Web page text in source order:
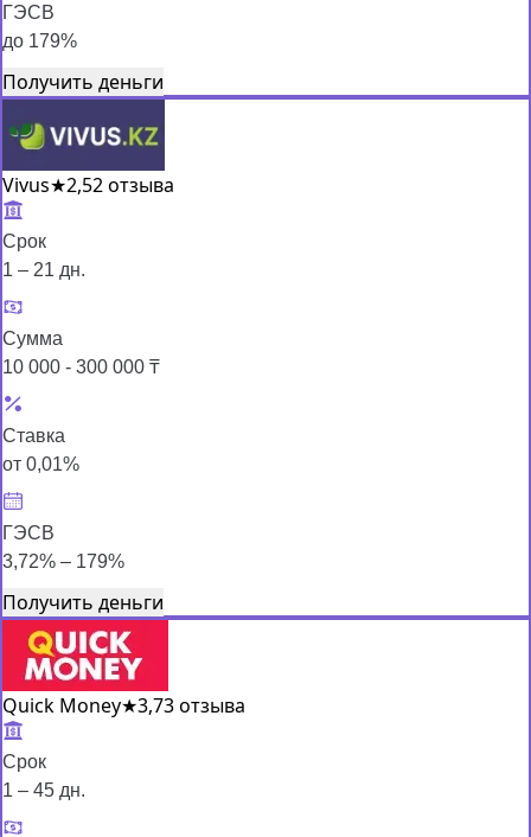
ГЭСВ
до 179%
Получить деньги
Vivus★2,52 отзыва
Срок
1 – 21 дн.
Сумма
10 000 - 300 000 ₸
Ставка
от 0,01%
ГЭСВ
3,72% – 179%
Получить деньги
Quick Money★3,73 отзыва
Срок
1 – 45 дн.